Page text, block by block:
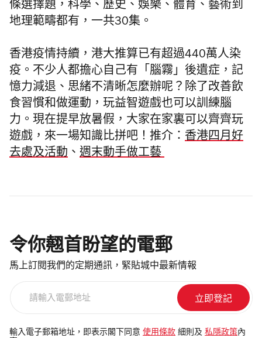
條選擇題，科學、歷史、娛樂、體育、藝術到
地理範疇都有，一共30集。
香港疫情持續，港大推算已有超過440萬人染
疫。不少人都擔心自己有
「腦霧」後遺症，記
憶力減退、思緒不清晰怎麼辦呢？除了改善飲
食習慣和做運動，玩益智遊戲也可以訓練腦
力。 現在提早放暑假，大家在家裏可以齊齊玩
遊戲，來一場知識比拼吧！推介： 香港四月好
去處及活動 、 週末動手做工藝
令你翹首盼望的電郵
馬上訂閱我們的定期通訊，緊貼城中最新情報
電
輸入電子郵箱地址，即表示閣下同意 使用條款 細則及 私隱政策 內